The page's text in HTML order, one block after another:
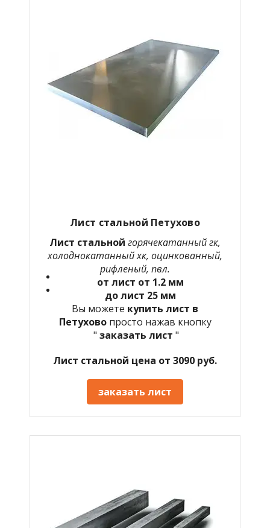
Лист стальной Петухово
Лист стальной горячекатанный гк,
холоднокатанный хк, оцинкованный,
рифленый, пвл.
от лист от 1.2 мм
до лист 25 мм
Вы можете купить лист в
Петухово просто нажав кнопку
" заказать лист "
Лист стальной цена от 3090 руб.
заказать лист